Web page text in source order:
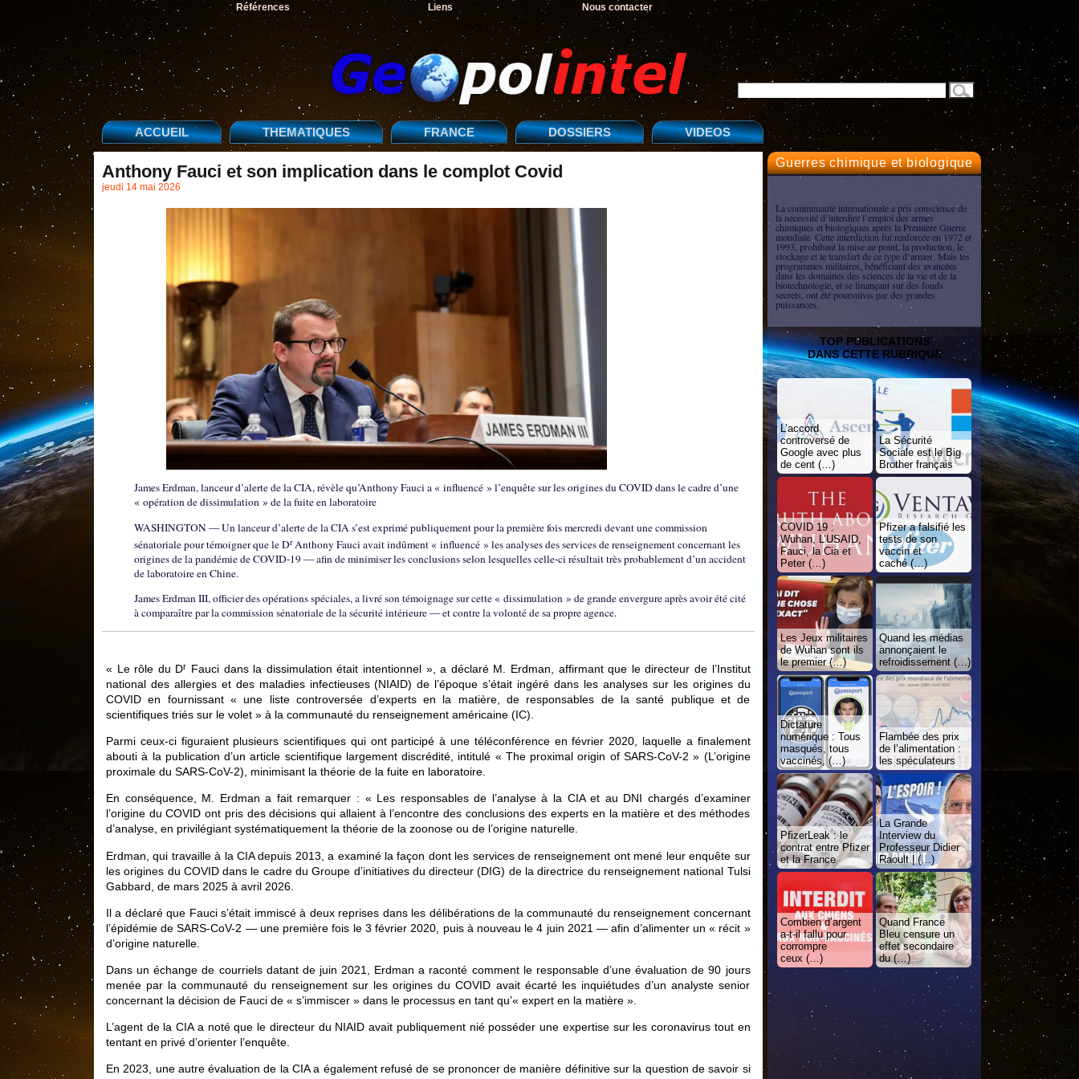
Références Liens Nous contacter
ACCUEIL THEMATIQUES FRANCE DOSSIERS VIDEOS
Anthony Fauci et son implication dans le complot Covid
jeudi 14 mai 2026
James Erdman, lanceur d’alerte de la CIA, révèle qu’Anthony Fauci a « influencé » l’enquête sur les origines du COVID dans le cadre d’une
« opération de dissimulation » de la fuite en laboratoire
WASHINGTON — Un lanceur d’alerte de la CIA s’est exprimé publiquement pour la première fois mercredi devant une commission
sénatoriale pour témoigner que le DrAnthony Fauci avait indûment « influencé » les analyses des services de renseignement concernant les
origines de la pandémie de COVID-19 — afin de minimiser les conclusions selon lesquelles celle-ci résultait très probablement d’un accident
de laboratoire en Chine.
James Erdman III, officier des opérations spéciales, a livré son témoignage sur cette « dissimulation » de grande envergure après avoir été cité
à comparaître par la commission sénatoriale de la sécurité intérieure — et contre la volonté de sa propre agence.
« Le rôle du Dr Fauci dans la dissimulation était intentionnel », a déclaré M. Erdman, affirmant que le directeur de l’Institut
national des allergies et des maladies infectieuses (NIAID) de l’époque s’était ingéré dans les analyses sur les origines du
COVID en fournissant « une liste controversée d’experts en la matière, de responsables de la santé publique et de
scientifiques triés sur le volet » à la communauté du renseignement américaine (IC).
Parmi ceux-ci figuraient plusieurs scientifiques qui ont participé à une téléconférence en février 2020, laquelle a finalement
abouti à la publication d’un article scientifique largement discrédité, intitulé « The proximal origin of SARS-CoV-2 » (L’origine
proximale du SARS-CoV-2), minimisant la théorie de la fuite en laboratoire.
En conséquence, M. Erdman a fait remarquer : « Les responsables de l’analyse à la CIA et au DNI chargés d’examiner
l’origine du COVID ont pris des décisions qui allaient à l’encontre des conclusions des experts en la matière et des méthodes
d’analyse, en privilégiant systématiquement la théorie de la zoonose ou de l’origine naturelle.
Erdman, qui travaille à la CIA depuis 2013, a examiné la façon dont les services de renseignement ont mené leur enquête sur
les origines du COVID dans le cadre du Groupe d’initiatives du directeur (DIG) de la directrice du renseignement national Tulsi
Gabbard, de mars 2025 à avril 2026.
Il a déclaré que Fauci s’était immiscé à deux reprises dans les délibérations de la communauté du renseignement concernant
l’épidémie de SARS-CoV-2 — une première fois le 3 février 2020, puis à nouveau le 4 juin 2021 — afin d’alimenter un « récit »
d’origine naturelle.
Dans un échange de courriels datant de juin 2021, Erdman a raconté comment le responsable d’une évaluation de 90 jours
menée par la communauté du renseignement sur les origines du COVID avait écarté les inquiétudes d’un analyste senior
concernant la décision de Fauci de « s’immiscer » dans le processus en tant qu’« expert en la matière ».
L’agent de la CIA a noté que le directeur du NIAID avait publiquement nié posséder une expertise sur les coronavirus tout en
tentant en privé d’orienter l’enquête.
En 2023, une autre évaluation de la CIA a également refusé de se prononcer de manière définitive sur la question de savoir si
Guerres chimique et biologique
La communauté internationale a pris conscience de
la nécessité d’interdire l’emploi des armes
chimiques et biologiques après la Première Guerre
mondiale. Cette interdiction fut renforcée en 1972 et
1993, prohibant la mise au point, la production, le
stockage et le transfert de ce type d’armes. Mais les
programmes militaires, bénéficiant des avancées
dans les domaines des sciences de la vie et de la
biotechnologie, et se finançant sur des fonds
secrets, ont été poursuivis par des grandes
puissances.
TOP PUBLICATIONS
DANS CETTE RUBRIQUE
L’accord
controversé de
Google avec plus
de cent (…)
La Sécurité
Sociale est le Big
Brother français
COVID 19 :
Wuhan, L’USAID,
Fauci, la Cia et
Peter (…)
Pfizer a falsifié les
tests de son
vaccin et
caché (…)
Les Jeux militaires
de Wuhan sont ils
le premier (…)
Quand les médias
annonçaient le
refroidissement (…)
Dictature
numérique : Tous
masqués, tous
vaccinés, (…)
Flambée des prix
de l’alimentation :
les spéculateurs
PfizerLeak : le
contrat entre Pfizer
et la France
La Grande
Interview du
Professeur Didier
Raoult | (…)
Combien d’argent
a-t-il fallu pour
corrompre
ceux (…)
Quand France
Bleu censure un
effet secondaire
du (…)